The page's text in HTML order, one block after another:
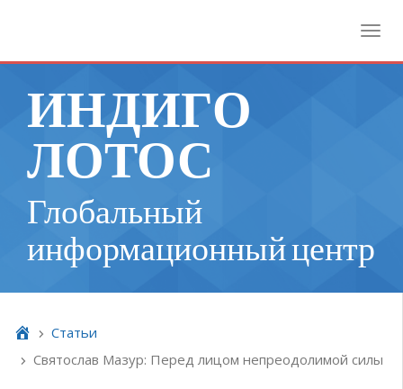
ИНДИГО
ЛОТОС
Глобальный
информационный центр
Cтатьи
Святослав Мазур: Перед лицом непреодолимой силы